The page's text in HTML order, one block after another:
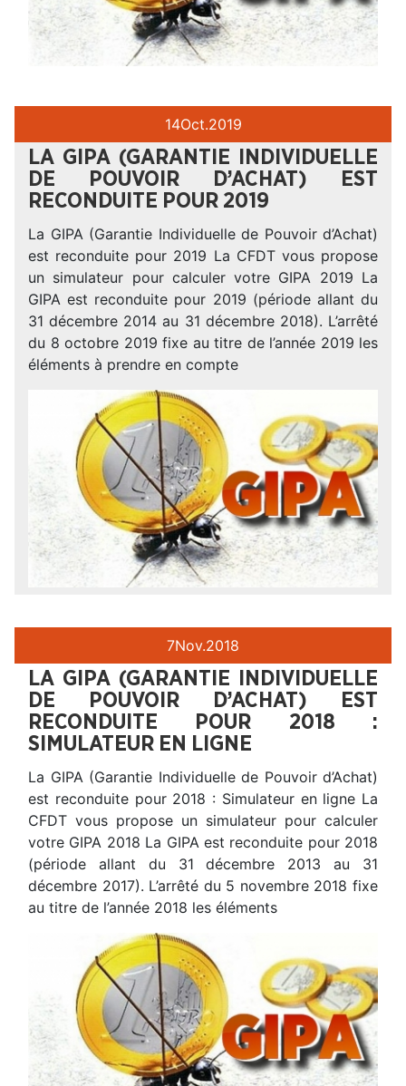
14Oct.2019
LA GIPA (GARANTIE INDIVIDUELLE
DE POUVOIR D’ACHAT) EST
RECONDUITE POUR 2019
La GIPA (Garantie Individuelle de Pouvoir d’Achat)
est reconduite pour 2019 La CFDT vous propose
un simulateur pour calculer votre GIPA 2019 La
GIPA est reconduite pour 2019 (période allant du
31 décembre 2014 au 31 décembre 2018). L’arrêté
du 8 octobre 2019 fixe au titre de l’année 2019 les
éléments à prendre en compte
7Nov.2018
LA GIPA (GARANTIE INDIVIDUELLE
DE POUVOIR D’ACHAT) EST
RECONDUITE POUR 2018 :
SIMULATEUR EN LIGNE
La GIPA (Garantie Individuelle de Pouvoir d’Achat)
est reconduite pour 2018 : Simulateur en ligne La
CFDT vous propose un simulateur pour calculer
votre GIPA 2018 La GIPA est reconduite pour 2018
(période allant du 31 décembre 2013 au 31
décembre 2017). L’arrêté du 5 novembre 2018 fixe
au titre de l’année 2018 les éléments